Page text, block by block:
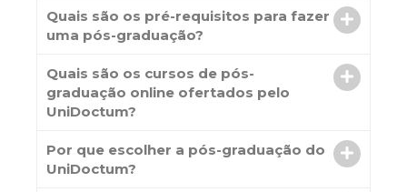
Quais são os pré-requisitos para fazer
uma pós-graduação?
Quais são os cursos de pós-
graduação online ofertados pelo
UniDoctum?
Por que escolher a pós-graduação do
UniDoctum?